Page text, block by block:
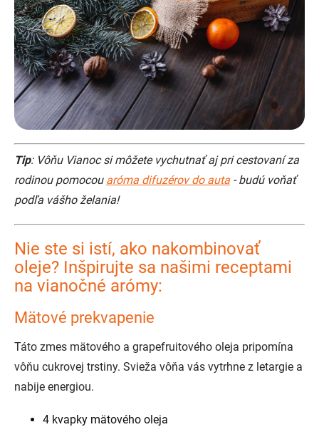
Tip: Vôňu Vianoc si môžete vychutnať aj pri cestovaní za
rodinou pomocou aróma difuzérov do auta - budú voňať
podľa vášho želania!
Nie ste si istí, ako nakombinovať
oleje? Inšpirujte sa našimi receptami
na vianočné arómy:
Mätové prekvapenie
Táto zmes mätového a grapefruitového oleja pripomína
vôňu cukrovej trstiny. Svieža vôňa vás vytrhne z letargie a
nabije energiou.
4 kvapky mätového oleja